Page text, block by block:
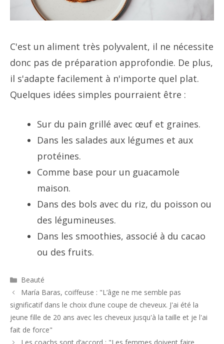
C'est un aliment très polyvalent, il ne nécessite
donc pas de préparation approfondie. De plus,
il s'adapte facilement à n'importe quel plat.
Quelques idées simples pourraient être :
Sur du pain grillé avec œuf et graines.
Dans les salades aux légumes et aux
protéines.
Comme base pour un guacamole
maison.
Dans des bols avec du riz, du poisson ou
des légumineuses.
Dans les smoothies, associé à du cacao
ou des fruits.
Catégories
Beauté
Navigation
des
articles
María Baras, coiffeuse : "L’âge ne me semble pas
significatif dans le choix d’une coupe de cheveux. J'ai été la
jeune fille de 20 ans avec les cheveux jusqu'à la taille et je l'ai
fait de force"